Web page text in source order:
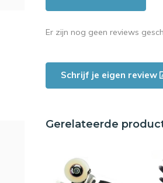
Er zijn nog geen reviews
Schrijf je eigen review
Gerelateerde